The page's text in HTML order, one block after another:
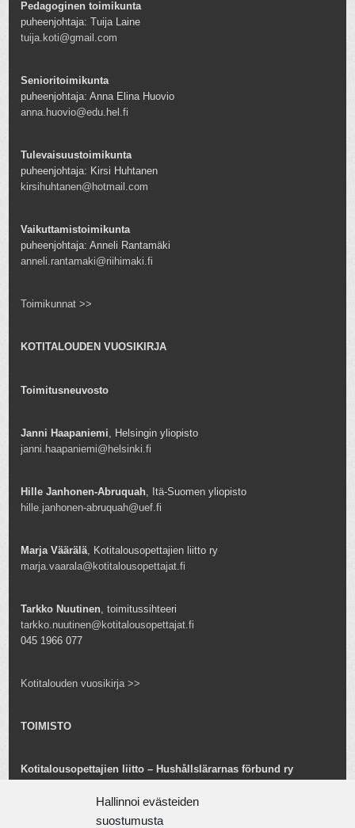
Hallinnoi evästeiden
suostumusta
Pedagoginen toimikunta
puheenjohtaja: Tuija Laine
tuija.koti@gmail.com
Senioritoimikunta
puheenjohtaja: Anna Elina Huovio
anna.huovio@edu.hel.fi
Tulevaisuustoimikunta
puheenjohtaja: Kirsi Huhtanen
kirsihuhtanen@hotmail.com
Vaikuttamistoimikunta
puheenjohtaja: Anneli Rantamäki
anneli.rantamaki@riihimaki.fi
Toimikunnat >>
KOTITALOUDEN VUOSIKIRJA
Toimitusneuvosto
Janni Haapaniemi , Helsingin yliopisto
janni.haapaniemi@helsinki.fi
Hille Janhonen-Abruquah , Itä-Suomen yliopisto
hille.janhonen-abruquah@uef.fi
Marja Väärälä , Kotitalousopettajien liitto ry
marja.vaarala@kotitalousopettajat.fi
Tarkko Nuutinen , toimitussihteeri
tarkko.nuutinen@kotitalousopettajat.fi
045 1966 077
Kotitalouden vuosikirja >>
TOIMISTO
Kotitalousopettajien liitto – Hushållslärarnas förbund ry
toimisto@kotitalousopettajat.fi